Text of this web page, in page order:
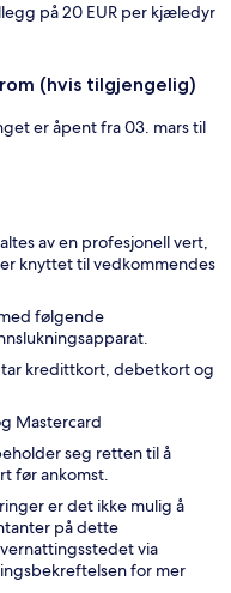
på 20 EUR per kjæledyr
(hvis tilgjengelig)
er åpent fra 03. mars til
av en profesjonell vert,
knyttet til vedkommendes
følgende
kredittkort, debetkort og
Mastercard
seg retten til å
før ankomst.
er det ikke mulig å
på dette
via
for mer